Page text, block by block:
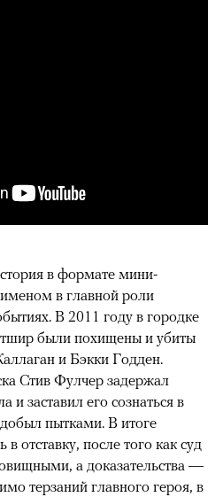
в формате мини-
в главной роли
В 2011 году в городке
были похищены и убиты
и Бэкки Годден.
Стив Фулчер задержал
и заставил его сознаться в
пытками. В итоге
отставку, после того как суд
а доказательства —
терзаний главного героя, в